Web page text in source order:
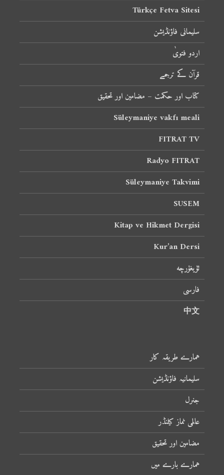
Türkçe Fetva Sitesi
سلیمانی فاؤنڈیشن
اردو فتویٰ
قرآن کے ترجمے
کتاب اور حکمت – مضامین اور تحقیق
Süleymaniye vakfı meali
FITRAT TV
Radyo FITRAT
Süleymaniye Takvimi
SUSEM
Kitap ve Hikmet Dergisi
Kur’an Dersi
ئۇيغۇرچە
فارسی
中文
ہمارے طریقہ کار
سلیمانیہ فاؤنڈیشن
جنرل
عالمی نماز کیلنڈر
مضامین اور تحقیق
ہمارے بارے میں